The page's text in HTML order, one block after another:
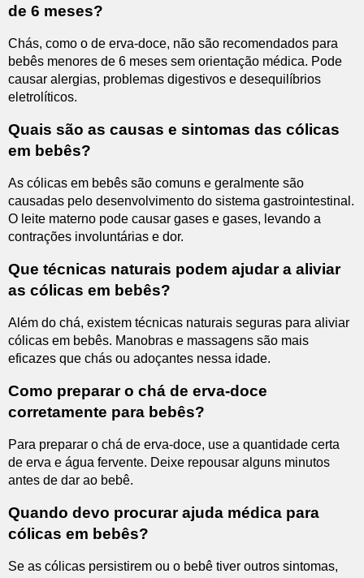
de 6 meses?
Chás, como o de erva-doce, não são recomendados para
bebês menores de 6 meses sem orientação médica. Pode
causar alergias, problemas digestivos e desequilíbrios
eletrolíticos.
Quais são as causas e sintomas das cólicas
em bebês?
As cólicas em bebês são comuns e geralmente são
causadas pelo desenvolvimento do sistema gastrointestinal.
O leite materno pode causar gases e gases, levando a
contrações involuntárias e dor.
Que técnicas naturais podem ajudar a aliviar
as cólicas em bebês?
Além do chá, existem técnicas naturais seguras para aliviar
cólicas em bebês. Manobras e massagens são mais
eficazes que chás ou adoçantes nessa idade.
Como preparar o chá de erva-doce
corretamente para bebês?
Para preparar o chá de erva-doce, use a quantidade certa
de erva e água fervente. Deixe repousar alguns minutos
antes de dar ao bebê.
Quando devo procurar ajuda médica para
cólicas em bebês?
Se as cólicas persistirem ou o bebê tiver outros sintomas,